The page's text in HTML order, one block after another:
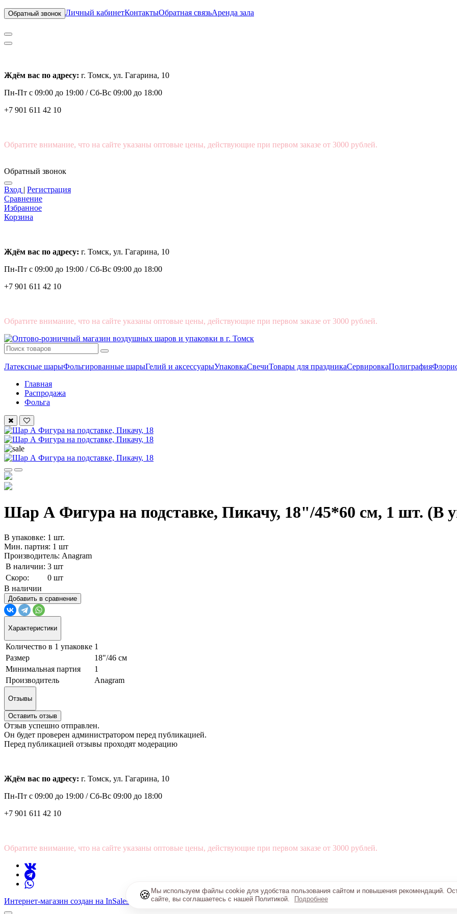
Обратный звонок Личный кабинетКонтактыОбратная связьАренда зала
Ждём вас по адресу: г. Томск, ул. Гагарина, 10
Пн-Пт с 09:00 до 19:00 /Сб-Вс 09:00 до 18:00
+7 901 611 42 10
Обратите внимание, что на сайте указаны оптовые цены, действующие при первом заказе от 3000 рублей.
Обратный звонок
Вход | Регистрация
Сравнение
Избранное
Корзина
Ждём вас по адресу: г. Томск, ул. Гагарина, 10
Пн-Пт с 09:00 до 19:00 /Сб-Вс 09:00 до 18:00
+7 901 611 42 10
Обратите внимание, что на сайте указаны оптовые цены, действующие при первом заказе от 3000 рублей.
Латексные шарыФольгированные шарыГелий и аксессуарыУпаковкаСвечиТовары для праздникаСервировкаПолиграфия
Главная
Распродажа
Фольга
Шар А Фигура на подставке, Пикачу, 18"/45*60 см, 1 шт. (В
В упаковке: 1 шт.
Мин. партия: 1 шт
Производитель: Anagram
В наличии: 3 шт
Скоро:
0 шт
В наличии
Добавить в сравнение
Характеристики
Количество в 1 упаковке 1
Размер
18"/46 см
Минимальная партия
1
Производитель
Anagram
Отзывы
Оставить отзыв
Отзыв успешно отправлен.
Он будет проверен администратором перед публикацией.
Перед публикацией отзывы проходят модерацию
Ждём вас по адресу: г. Томск, ул. Гагарина, 10
Пн-Пт с 09:00 до 19:00 /Сб-Вс 09:00 до 18:00
+7 901 611 42 10
Обратите внимание, что на сайте указаны оптовые цены, действующие при первом заказе от 3000 рублей.
Интернет-магазин создан на InSales 🍪 Мы используем файлы cookie для удобства пользования сайтом и повышения рекомендаций.
сайте, вы соглашаетесь с нашей Политикой.
Подробнее